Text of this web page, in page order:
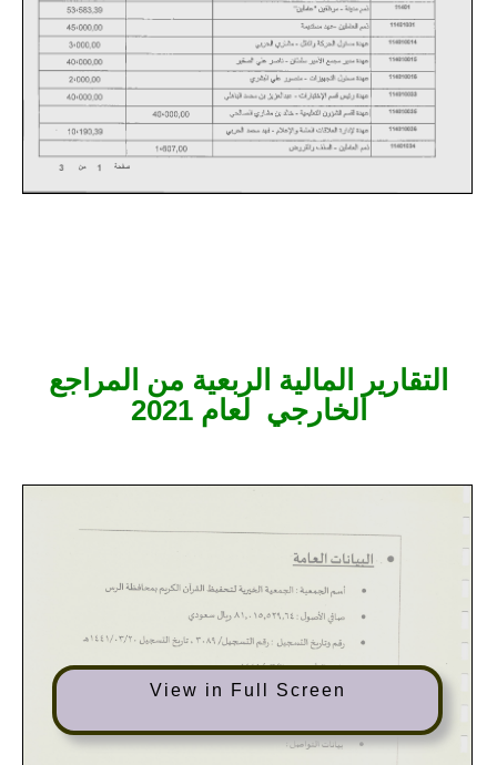
التقارير المالية الربعية من المراجع
الخارجي لعام 2021
View in Full Screen